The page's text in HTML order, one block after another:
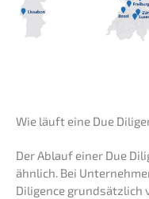
Wie läuft eine Due
Der Ablauf einer Due
ähnlich. Bei
Diligence grund­sätz­lich